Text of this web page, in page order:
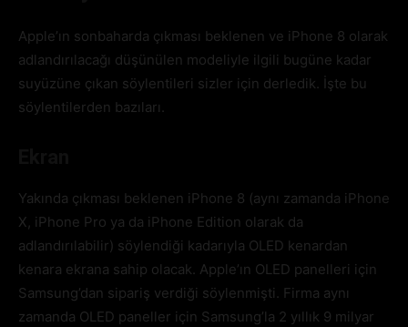
Apple’ın sonbaharda çıkması beklenen ve iPhone 8 olarak
adlandırılacağı düşünülen modeliyle ilgili bugüne kadar
suyüzüne çıkan söylentileri sizler için derledik. İşte bu
söylentilerden bazıları.
Yakında çıkması beklenen iPhone 8 (aynı zamanda iPhone
X, iPhone Pro ya da iPhone Edition olarak da
adlandırılabilir) söylendiği kadarıyla OLED kenardan
kenara ekrana sahip olacak. Apple’ın OLED panelleri için
Samsung’dan sipariş verdiği söylenmişti. Firma aynı
zamanda OLED paneller için Samsung’la 2 yıllık 9 milyar